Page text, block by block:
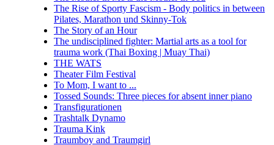
The Rise of Sporty Fascism - Body politics in between
Pilates, Marathon und Skinny-Tok
The Story of an Hour
The undisciplined fighter: Martial arts as a tool for
trauma work (Thai Boxing | Muay Thai)
THE WATS
Theater Film Festival
To Mom, I want to ...
Tossed Sounds: Three pieces for absent inner piano
Transfigurationen
Trashtalk Dynamo
Trauma Kink
Traumboy and Traumgirl